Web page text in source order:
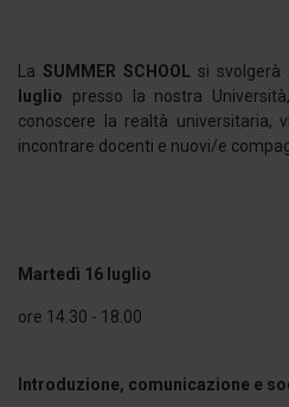
La SUMMER SCHOOL si svolgerà
luglio presso la nostra
conoscere la realtà universitaria,
incontrare docenti e nuovi/e
Martedì 16 luglio
ore 14.30 - 18.00
Introduzione, comunicazione e